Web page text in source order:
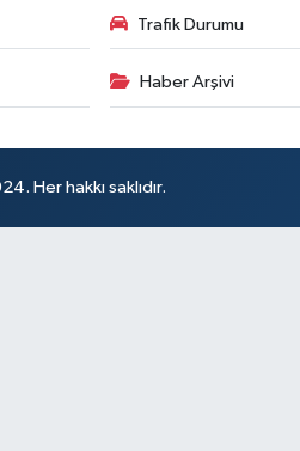
Trafik Durumu
Haber Arşivi
Her hakkı saklıdır.